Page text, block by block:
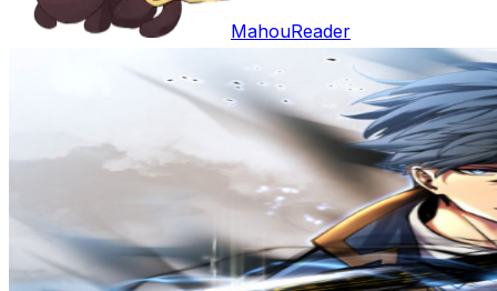
MahouReader
Open main menu
Comentários